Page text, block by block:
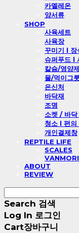
카멜레온
양서류
SHOP
사육세트
사육장
꾸미기 l
슈퍼푸드 l
칼슘/영양제
물/먹이그
은신처
바닥재
조명
소켓 / 바닥
청소 l 편의
개인결제창
REPTILE LIFE
SCALES
VANMORI
ABOUT
REVIEW
Search 검색
Log In 로그인
Cart장바구니